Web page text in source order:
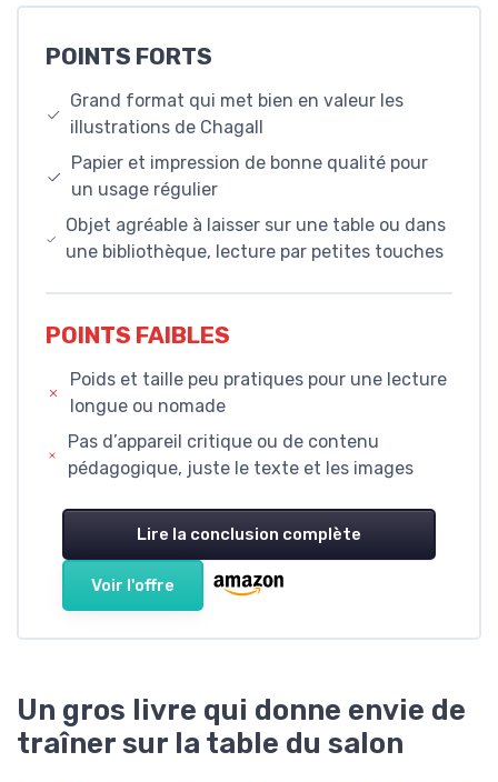
POINTS FORTS
Grand format qui met bien en valeur les
illustrations de Chagall
Papier et impression de bonne qualité pour
un usage régulier
Objet agréable à laisser sur une table ou dans
une bibliothèque, lecture par petites touches
POINTS FAIBLES
Poids et taille peu pratiques pour une lecture
longue ou nomade
Pas d’appareil critique ou de contenu
pédagogique, juste le texte et les images
Lire la conclusion complète
Voir l'offre
Un gros livre qui donne envie de
traîner sur la table du salon